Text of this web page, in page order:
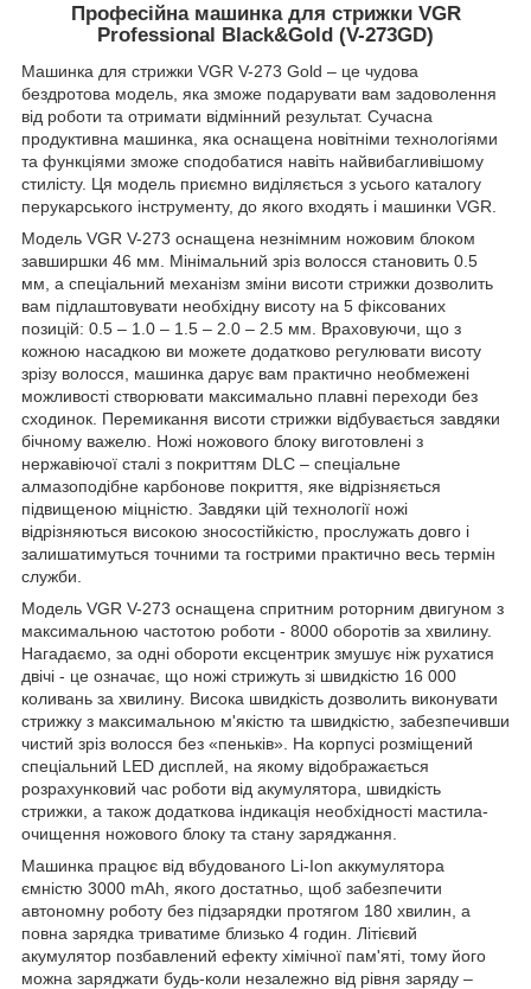
Професійна машинка для стрижки VGR
Professional Black&Gold (V-273GD)
Машинка для стрижки VGR V-273 Gold – це чудова
бездротова модель, яка зможе подарувати вам задоволення
від роботи та отримати відмінний результат. Сучасна
продуктивна машинка, яка оснащена новітніми технологіями
та функціями зможе сподобатися навіть найвибагливішому
стилісту. Ця модель приємно виділяється з усього каталогу
перукарського інструменту, до якого входять і машинки VGR.
Модель VGR V-273 оснащена незнімним ножовим блоком
завширшки 46 мм. Мінімальний зріз волосся становить 0.5
мм, а спеціальний механізм зміни висоти стрижки дозволить
вам підлаштовувати необхідну висоту на 5 фіксованих
позицій: 0.5 – 1.0 – 1.5 – 2.0 – 2.5 мм. Враховуючи, що з
кожною насадкою ви можете додатково регулювати висоту
зрізу волосся, машинка дарує вам практично необмежені
можливості створювати максимально плавні переходи без
сходинок. Перемикання висоти стрижки відбувається завдяки
бічному важелю. Ножі ножового блоку виготовлені з
нержавіючої сталі з покриттям DLC – спеціальне
алмазоподібне карбонове покриття, яке відрізняється
підвищеною міцністю. Завдяки цій технології ножі
відрізняються високою зносостійкістю, прослужать довго і
залишатимуться точними та гострими практично весь термін
служби.
Модель VGR V-273 оснащена спритним роторним двигуном з
максимальною частотою роботи - 8000 оборотів за хвилину.
Нагадаємо, за одні обороти ексцентрик змушує ніж рухатися
двічі - це означає, що ножі стрижуть зі швидкістю 16 000
коливань за хвилину. Висока швидкість дозволить виконувати
стрижку з максимальною м'якістю та швидкістю, забезпечивши
чистий зріз волосся без «пеньків». На корпусі розміщений
спеціальний LED дисплей, на якому відображається
розрахунковий час роботи від акумулятора, швидкість
стрижки, а також додаткова індикація необхідності мастила-
очищення ножового блоку та стану заряджання.
Машинка працює від вбудованого Li-Ion аккумулятора
ємністю 3000 mAh, якого достатньо, щоб забезпечити
автономну роботу без підзарядки протягом 180 хвилин, а
повна зарядка триватиме близько 4 годин. Літієвий
акумулятор позбавлений ефекту хімічної пам'яті, тому його
можна заряджати будь-коли незалежно від рівня заряду –